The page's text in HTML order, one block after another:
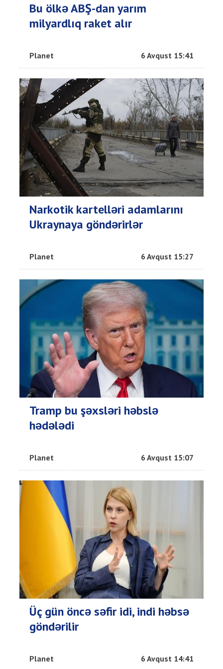
Bu ölkə ABŞ-dan yarım
milyardlıq raket alır
Planet 6 Avqust 15:41
Narkotik kartelləri adamlarını
Ukraynaya göndərirlər
Planet 6 Avqust 15:27
Tramp bu şəxsləri həbslə
hədələdi
Planet 6 Avqust 15:07
Üç gün öncə səfir idi, indi həbsə
göndərilir
Planet 6 Avqust 14:41